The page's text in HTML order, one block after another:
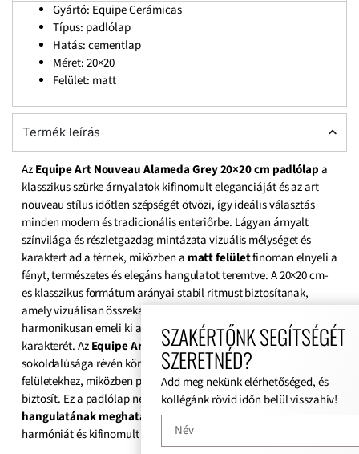
Gyártó: Equipe Cerámicas
Típus: padlólap
Hatás: cementlap
Méret: 20×20
Felület: matt
Termék leírás
AzEquipe Art Nouveau Alameda Grey 20×20 cm padlólapa
klasszikus szürke árnyalatok kifinomult eleganciáját és az art
nouveau stílus időtlen szépségét ötvözi, így ideális választás
minden modern és tradicionális enteriőrbe. Lágyan árnyalt
színvilága és részletgazdag mintázata vizuális mélységet és
karaktert ad a térnek, miközben a matt felületfinoman elnyeli a
fényt, természetes és elegáns hangulatot teremtve. A 20×20 cm-
es klasszikus formátum arányai stabil ritmust biztosítanak,
amely vizuálisan összekapcsolja a padló különböző elemeit, és
harmonikusan emeli ki a bútorok, textilek és dekorációk
karakterét. AzEquipe Art Nouveau Alameda Grey padlólap
sokoldalúsága révén könnyedén illeszkedik fa, kő vagy fém
felületekhez, miközben prémium minőséget és időtlen stílust
biztosít. Ez a padlólap nem csupán burkolat, hanema tér
hangulatának meghatározó eleme, amely eleganciát,
harmóniát és kifinomult karaktert visz az otthon minden részébe.
SZAKÉRTŐNK SEGÍTSÉGÉT
SZERETNÉD?
Add meg nekünk elérhetőséged, és
kollégánk rövid időn belül visszahív!